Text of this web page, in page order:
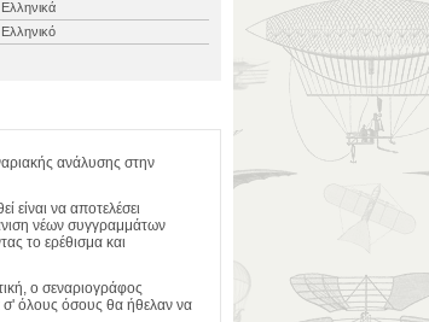
Ελληνικά
Ελληνικό
ανάλυσης στην
να αποτελέσει
νέων συγγραμμάτων
το ερέθισμα και
ο σεναριογράφος
σ' όλους όσους θα ήθελαν να